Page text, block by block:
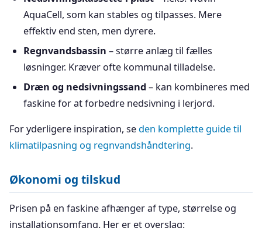
AquaCell, som kan stables og tilpasses. Mere
effektiv end sten, men dyrere.
Regnvandsbassin – større anlæg til fælles
løsninger. Kræver ofte kommunal tilladelse.
Dræn og nedsivningssand – kan kombineres med
faskine for at forbedre nedsivning i lerjord.
For yderligere inspiration, seden komplette guide til
klimatilpasning og regnvandshåndtering.
Økonomi og tilskud
Prisen på en faskine afhænger af type, størrelse og
installationsomfang. Her er et overslag: